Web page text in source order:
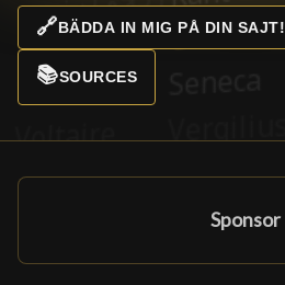
🔗BÄDDA IN MIG PÅ DIN SAJT!
📚SOURCES
Sponsor